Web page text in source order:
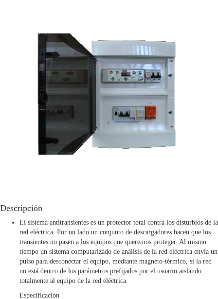
Descripción
El sistema antitransientes es un protector total contra los disturbios de la
red eléctrica. Por un lado un conjunto de descargadores hacen que los
transientes no pasen a los equipos que queremos proteger. Al mismo
tiempo un sistema computarizado de análisis de la red eléctrica envía un
pulso para desconectar el equipo, mediante magneto-térmico, si la red
no está dentro de los parámetros prefijados por el usuario aislando
totalmente al equipo de la red eléctrica.
Especificación